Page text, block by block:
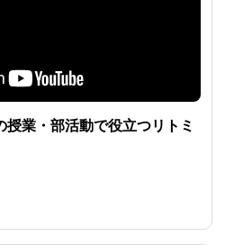
業・部活動で役立つリトミ